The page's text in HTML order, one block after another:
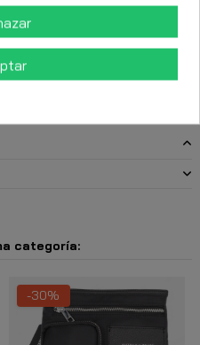
-Martes 11 Agosto, 2026
categoría:
-30%